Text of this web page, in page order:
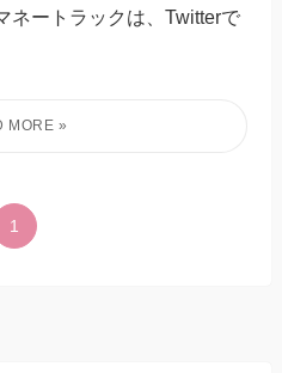
ネートラックは、Twitterで
1